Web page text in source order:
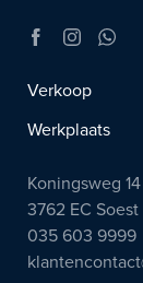
Verkoop
Werkplaats
Koningsweg 14
3762 EC Soest
035 603 9999